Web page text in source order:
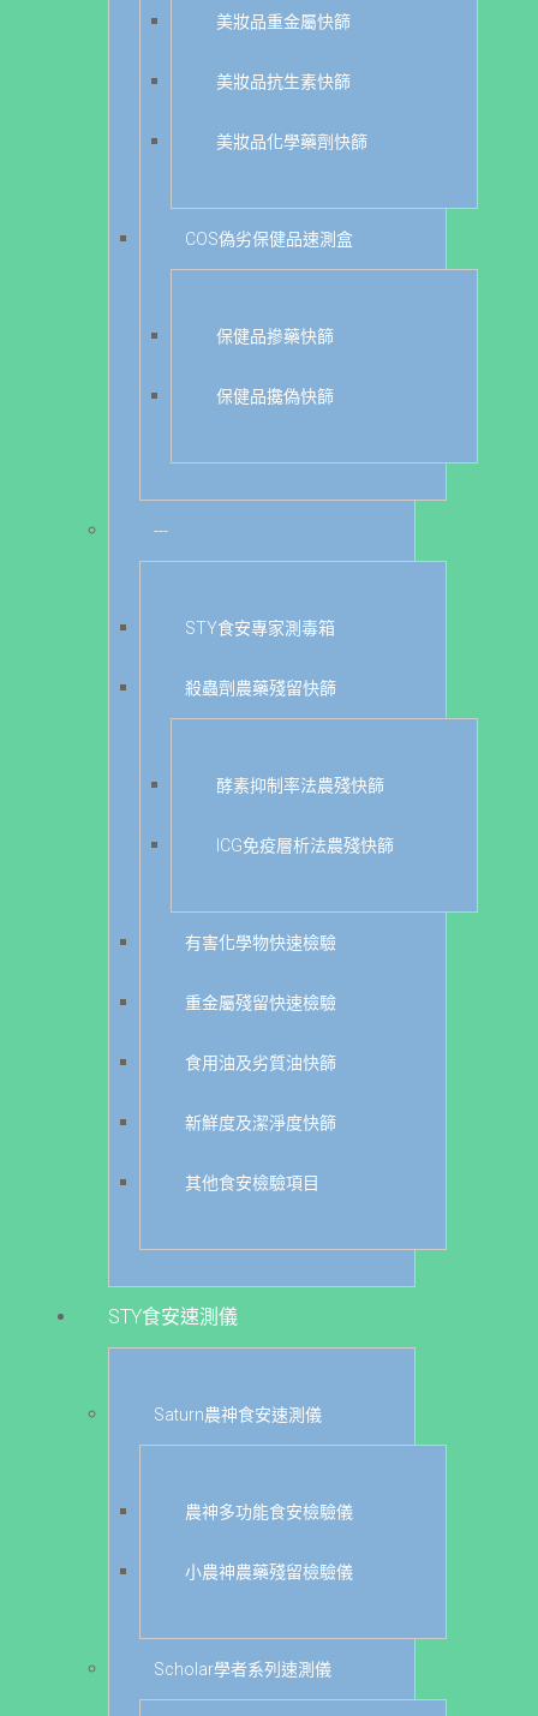
美妝品重金屬快篩
美妝品抗生素快篩
美妝品化學藥劑快篩
COS偽劣保健品速測盒
保健品摻藥快篩
保健品攙偽快篩
---
STY食安專家測毒箱
殺蟲劑農藥殘留快篩
酵素抑制率法農殘快篩
ICG免疫層析法農殘快篩
有害化學物快速檢驗
重金屬殘留快速檢驗
食用油及劣質油快篩
新鮮度及潔淨度快篩
其他食安檢驗項目
STY食安速測儀
Saturn農神食安速測儀
農神多功能食安檢驗儀
小農神農藥殘留檢驗儀
Scholar學者系列速測儀